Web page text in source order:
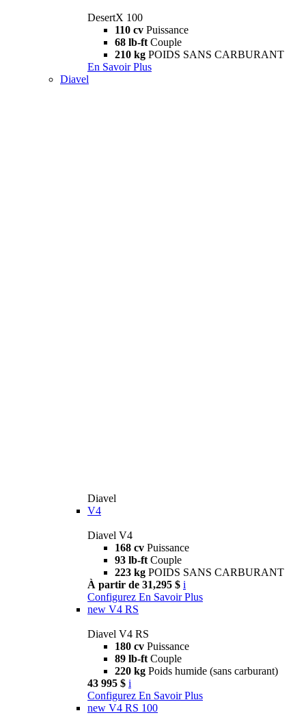
DesertX 100
110 cv Puissance
68 lb-ft Couple
210 kg POIDS SANS CARBURANT
En Savoir Plus
Diavel
Diavel
V4
Diavel V4
168 cv Puissance
93 lb-ft Couple
223 kg POIDS SANS CARBURANT
À partir de 31,295 $ i
Configurez En Savoir Plus
new V4 RS
Diavel V4 RS
180 cv Puissance
89 lb-ft Couple
220 kg Poids humide (sans carburant)
43 995 $ i
Configurez En Savoir Plus
new V4 RS 100